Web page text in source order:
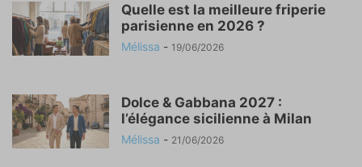
Quelle est la meilleure friperie
parisienne en 2026 ?
Mélissa - 19/06/2026
Dolce & Gabbana 2027 :
l’élégance sicilienne à Milan
Mélissa - 21/06/2026